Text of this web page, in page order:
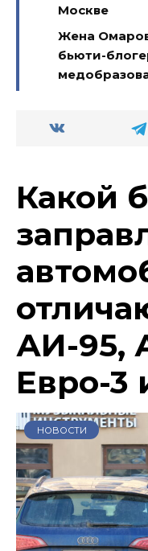
Москве
Жена
бьюти-
Какой
АИ-95,
Евро-3
НОВОСТИ